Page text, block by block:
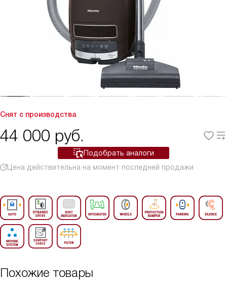
Снят с производства
44 000 руб.
Подобрать аналоги
Цена действительна на момент последней продажи
Похожие товары